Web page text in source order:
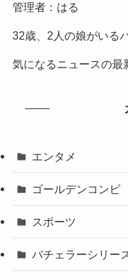
管理者：はる
32歳、2人の娘がいる
気になるニュースの最
エンタメ
ゴールデンコンビ
スポーツ
バチェラーシリー